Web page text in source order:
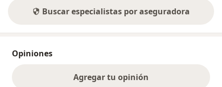
Buscar especialistas por aseguradora
Opiniones
Agregar tu opinión